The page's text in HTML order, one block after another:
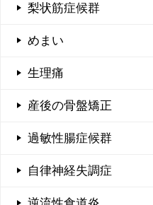
梨状筋症候群
めまい
生理痛
産後の骨盤矯正
過敏性腸症候群
自律神経失調症